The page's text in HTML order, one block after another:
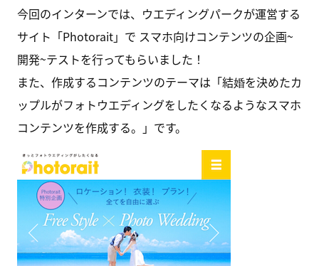
今回のインターンでは、ウエディングパークが運営する
サイト「Photorait」で スマホ向けコンテンツの企画~
開発~テストを行ってもらいました！
また、作成するコンテンツのテーマは「結婚を決めたカ
ップルがフォトウエディングをしたくなるようなスマホ
コンテンツを作成する。」です。